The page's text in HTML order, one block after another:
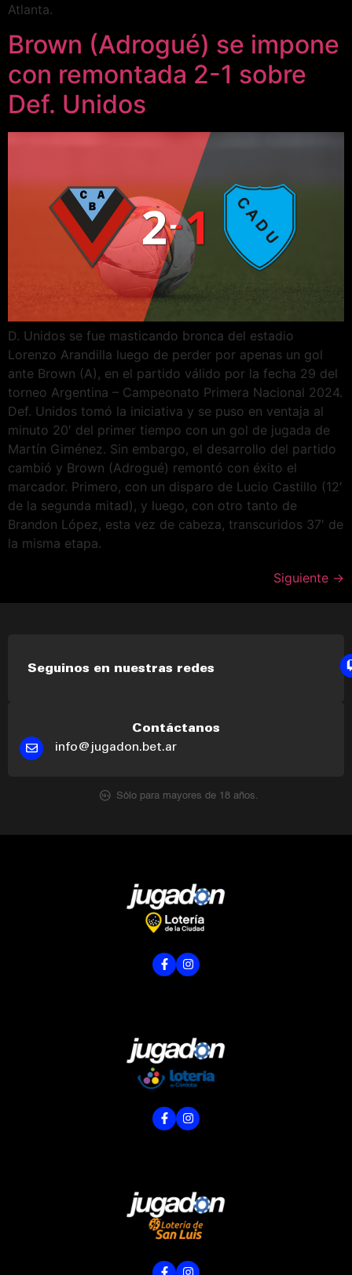
Atlanta.
Brown (Adrogué) se impone
con remontada 2-1 sobre
Def. Unidos
D. Unidos se fue masticando bronca del estadio
Lorenzo Arandilla luego de perder por apenas un gol
ante Brown (A), en el partido válido por la fecha 29 del
torneo Argentina – Campeonato Primera Nacional 2024.
Def. Unidos tomó la iniciativa y se puso en ventaja al
minuto 20′ del primer tiempo con un gol de jugada de
Martín Giménez. Sin embargo, el desarrollo del partido
cambió y Brown (Adrogué) remontó con éxito el
marcador. Primero, con un disparo de Lucio Castillo (12′
de la segunda mitad), y luego, con otro tanto de
Brandon López, esta vez de cabeza, transcuridos 37′ de
la misma etapa.
Siguiente →
Seguinos en nuestras redes
Contáctanos
info@jugadon.bet.ar
Sólo para mayores de 18 años.